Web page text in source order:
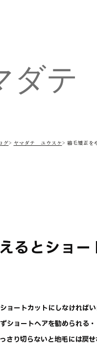
ダ
グ ヤマダテ ユウスケ 縮毛矯正を
るとショー
ョートカットにしなければい
ショートヘアを勧められる・
さり切らないと地毛には戻せ